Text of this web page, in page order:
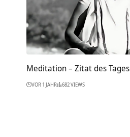
Meditation – Zitat des Tages
VOR 1 JAHR 682 VIEWS